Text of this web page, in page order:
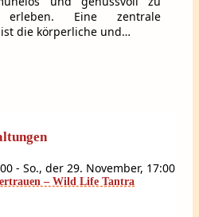
Eine zentrale
die körperliche und…
- So., der 29. November, 17:00
– Wild Life Tantra